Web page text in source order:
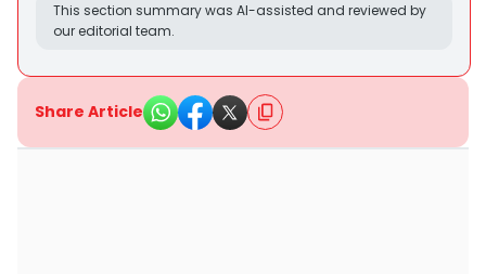
This section summary was AI-assisted and reviewed by
our editorial team.
Share Article